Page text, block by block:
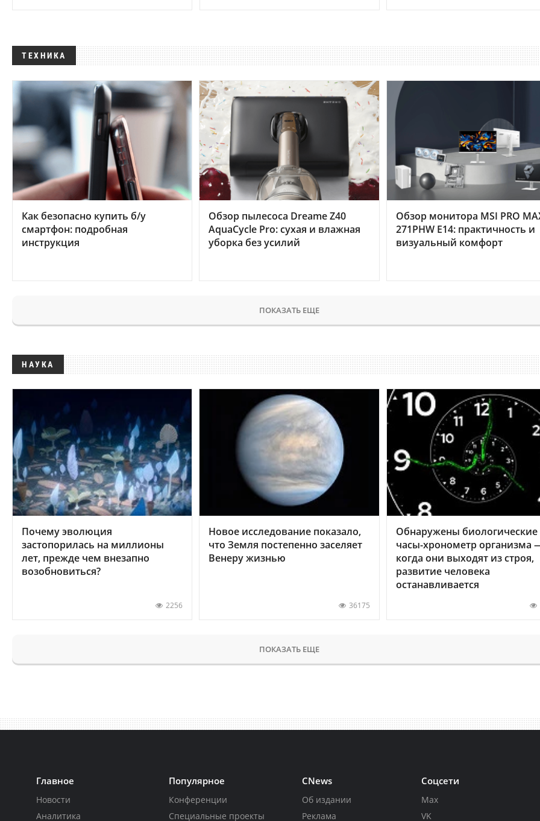
ТЕХНИКА
Как безопасно купить б/у
смартфон: подробная
инструкция
Обзор пылесоса Dreame Z40
AquaCycle Pro: сухая и влажная
уборка без усилий
Обзор монитора MSI PRO
271PHW E14: практичность и
визуальный комфорт
ПОКАЗАТЬ ЕЩЕ
НАУКА
Почему эволюция
застопорилась на миллионы
лет, прежде чем внезапно
возобновиться?
2256
Новое исследование показало,
что Земля постепенно заселяет
Венеру жизнью
36175
Обнаружены биологические
часы-хронометр организма
когда они выходят из строя,
развитие человека
останавливается
ПОКАЗАТЬ ЕЩЕ
Главное
Новости
Аналитика
Популярное
Конференции
Специальные проекты
CNews
Об издании
Реклама
Соцсети
Max
VK